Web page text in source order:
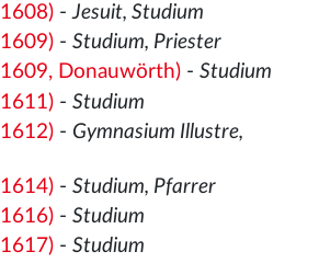
-Jesuit, Studium
- Studium, Priester
Donauwörth)- Studium
- Studium
- Gymnasium Illustre,
- Studium, Pfarrer
- Studium
- Studium